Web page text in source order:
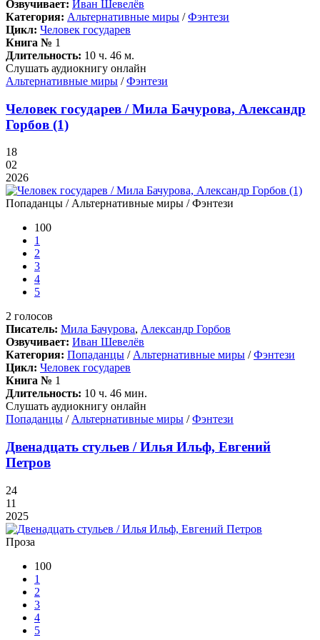
Озвучивает: Иван Шевелёв
Категория: Альтернативные миры /Фэнтези
Цикл: Человек государев
Книга № 1
Длительность: 10 ч. 46 м.
Слушать аудиокнигу онлайн
Альтернативные миры /Фэнтези
Человек государев / Мила Бачурова, Александр
Горбов (1)
18
02
2026
Попаданцы / Альтернативные миры / Фэнтези
100
1
2
3
4
5
2 голосов
Писатель: Мила Бачурова, Александр Горбов
Озвучивает: Иван Шевелёв
Категория: Попаданцы / Альтернативные миры /Фэнтези
Цикл: Человек государев
Книга № 1
Длительность: 10 ч. 46 мин.
Слушать аудиокнигу онлайн
Попаданцы / Альтернативные миры /Фэнтези
Двенадцать стульев / Илья Ильф, Евгений
Петров
24
11
2025
Проза
100
1
2
3
4
5